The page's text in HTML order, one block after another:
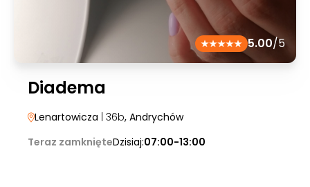
5.00/5
Diadema
Lenartowicza | 36b, Andrychów
Teraz zamknięteDzisiaj:07:00-13:00